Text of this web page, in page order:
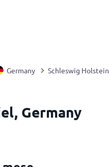
Germany Schleswig Holstein
Germany